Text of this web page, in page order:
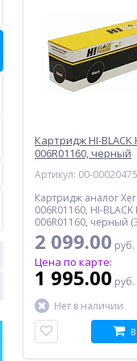
Картридж HI-BLACK
006R01160, черный
Артикул: 00-00020475
Картридж аналог
006R01160, HI-BLACK
006R01160, черный
2 099.00 руб.
Цена по карте:
1 995.00 руб.
Нет в наличии